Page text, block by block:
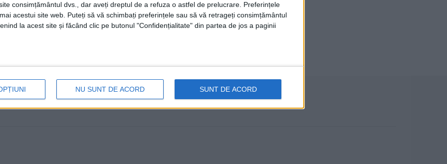
consimțământul dvs., dar aveți dreptul de a refuza o astfel de prelucrare. Preferințele
acestui site web. Puteți să vă schimbați preferințele sau să vă retrageți consimțământul
la acest site și făcând clic pe butonul "Confidențialitate" din partea de jos a paginii
NU SUNT DE ACORD SUNT DE ACORD